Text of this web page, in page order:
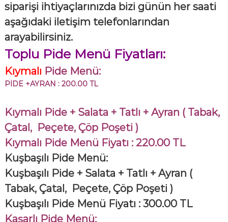
siparişi ihtiyaçlarınızda bizi günün her saati
aşağıdaki iletişim telefonlarından
arayabilirsiniz.
Toplu Pide Menü Fiyatları:
Kıymalı Pide Menü:
PİDE +AYRAN : 200.00 TL
Kıymalı Pide + Salata + Tatlı + Ayran ( Tabak,
Çatal, Peçete, Çöp Poşeti )
Kıymalı Pide Menü Fiyatı : 220.00 TL
Kuşbaşılı Pide Menü:
Kuşbaşılı Pide + Salata + Tatlı + Ayran (
Tabak, Çatal, Peçete, Çöp Poşeti )
Kuşbaşılı Pide Menü Fiyatı : 300.00 TL
Kaşarlı Pide Menü: